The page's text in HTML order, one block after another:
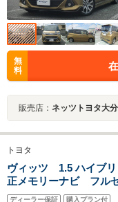
無
料
販売店： ネッツトヨタ大
トヨタ
ヴィッツ 1.5 ハイブ
正メモリーナビ フル
ブレコーダー ETC サ
ディーラー保証 購入プラン付